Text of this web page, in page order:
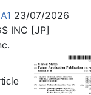
23/07/2026
INC [JP]